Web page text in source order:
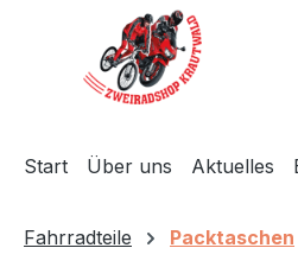
Hauptinhalt springen
Zur Suche springen
Zur Hauptnavigation
Start Über uns Aktuelles
Fahrradteile Packtaschen